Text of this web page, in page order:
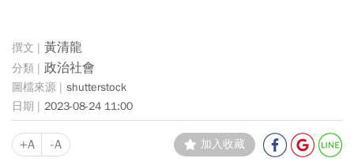
黃清龍
政治社會
shutterstock
2023-08-24 11:00
+A -A 加入收藏